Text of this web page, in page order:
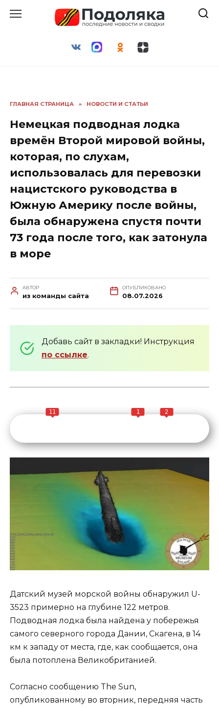
ГЛАВНАЯ СТРАНИЦА » НОВОСТИ И СТАТЬИ
Немецкая подводная лодка
времён Второй мировой войны,
которая, по слухам,
использовалась для перевозки
нацистского руководства в
Южную Америку после войны,
была обнаружена спустя почти
73 года после того, как затонула
в море
АВТОР
из команды сайта
ОПУБЛИКОВАНО
08.07.2026
Добавь сайт в закладки! Инструкция
по ссылке.
11 1 2
Датский музей морской войны обнаружил U-
3523 примерно на глубине 122 метров.
Подводная лодка была найдена у побережья
самого северного города Дании, Скагена, в 14
км к западу от места, где, как сообщается, она
была потоплена Великобританией.
Согласно сообщению The Sun,
опубликованному во вторник, передняя часть